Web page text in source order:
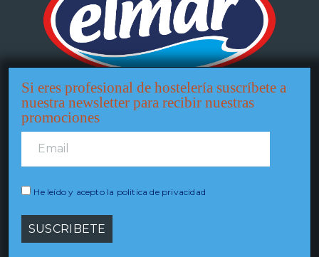
CONTACTO
Avda. García Barbón, 109 – 4º.
Si eres profesional de hostelería suscríbete a
nuestra newsletter para recibir nuestras
promociones
He leído y acepto la politica de privacidad